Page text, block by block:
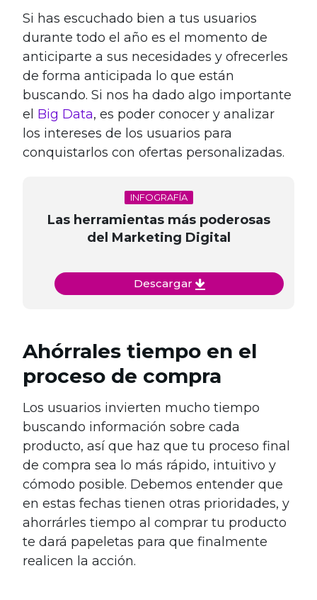
Si has escuchado bien a tus usuarios
durante todo el año es el momento de
anticiparte a sus necesidades y ofrecerles
de forma anticipada lo que están
buscando. Si nos ha dado algo importante
el Big Data, es poder conocer y analizar
los intereses de los usuarios para
conquistarlos con ofertas personalizadas.
INFOGRAFÍA
Las herramientas más poderosas
del Marketing Digital
Descargar
Ahórrales tiempo en el
proceso de compra
Los usuarios invierten mucho tiempo
buscando información sobre cada
producto, así que haz que tu proceso final
de compra sea lo más rápido, intuitivo y
cómodo posible. Debemos entender que
en estas fechas tienen otras prioridades, y
ahorrárles tiempo al comprar tu producto
te dará papeletas para que finalmente
realicen la acción.